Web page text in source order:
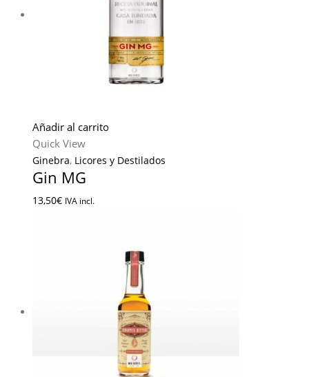
Añadir al carrito
Quick View
Ginebra, Licores y Destilados
Gin MG
13,50€ IVA incl.